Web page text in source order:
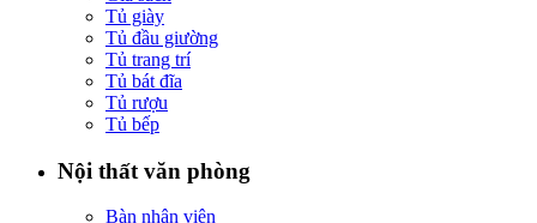
Tủ giày
Tủ đầu giường
Tủ trang trí
Tủ bát đĩa
Tủ rượu
Tủ bếp
Nội thất văn phòng
Bàn nhân viên